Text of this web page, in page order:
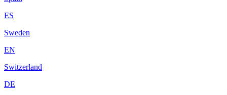
ES
Sweden
EN
Switzerland
DE